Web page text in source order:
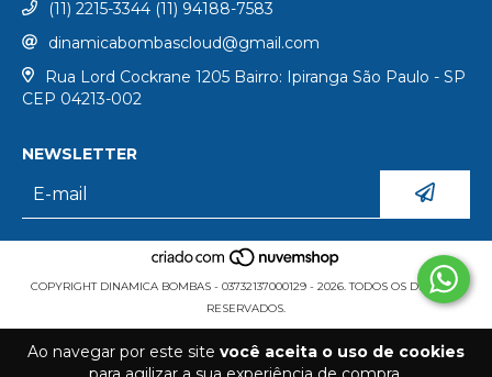
Ao navegar por este site você aceita o uso de cookies
(11) 2215-3344 (11) 94188-7583
dinamicabombascloud@gmail.com
Rua Lord Cockrane 1205 Bairro: Ipiranga São Paulo - SP
CEP 04213-002
NEWSLETTER
COPYRIGHT DINAMICA BOMBAS - 03732137000129 - 2026. TODOS OS DIREITOS
RESERVADOS.